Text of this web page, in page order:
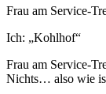
Frau am Service-
Ich: „Kohlhof“
Frau am Service-
Nichts… also wie